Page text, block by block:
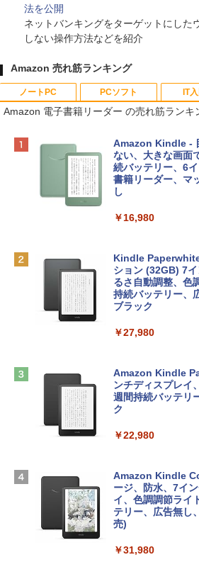
法を公開
ネットバンキングをターゲットにした
しない操作方法などを紹介
Amazon 売れ筋ランキング
ノートPC
Apple 2026
プ搭載13インチノ
e Intelligenceの
inaディスプレイ
リ、512GB SSD
ゴ
tomtoc 360°保護
ンケース Dell
book Lenovo対応
￥2,952
Apple 2026
13インチノートブ
igence、13.6イ
スプレイ、16GB
ームカメラ、日本
￥278,800
【Amazon.co.jp限
ン 15-fd 15.6イン
PCソフト
Robloxギフトカ
定バーチャルアイ
インゲームコード
ラインコード版
定バーチャルアイ
インゲームコード
ラインコード版
￥1,600
インゲームコード
ラインコード版
￥3,200
ows11、10/mac
￥39,582
ト): Java &
IT
生成AIパスポート
￥1,766
￥1,292
非エンジニア 初心
めのAIコーディン
￥99
AIイラスト表現辞
￥480
FM TOWNS ハイ
ェクトリストと最
Amazon 電子書籍リーダー の売れ筋ランキ
Amazon Kindle -
ない、大きな画面
続バッテリー、6
書籍リーダー、マ
し
￥16,980
Kindle
ション (32GB) 7
るさ自動調整、色
持続バッテリー、
ブラック
￥27,980
Amazon Kindle
ンチディスプレイ
週間持続バッテリ
ク
￥22,980
Amazon Kindle
ージ、防水、7イ
イ、色調調節ライ
テリー、広告無し
売)
￥31,980